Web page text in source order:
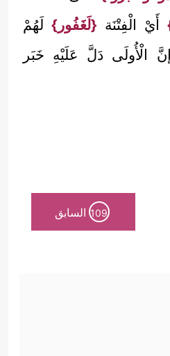
أَيْ الْفِتْنَة {لَغَفُور} لَهُمْ
الْأُولَى دَلَّ عَلَيْهِ خَبَر
109 السابق